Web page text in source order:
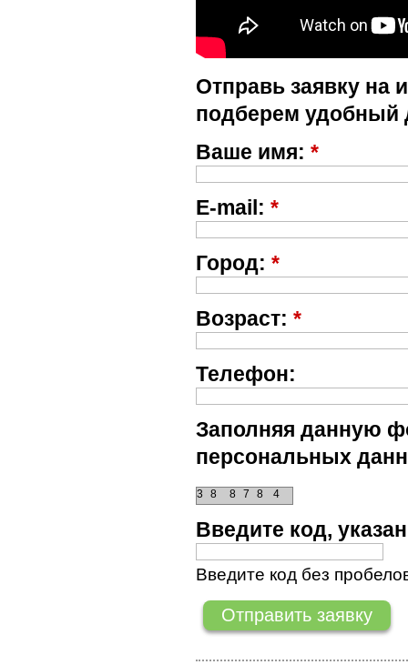
Отправь заявку на
подберем удобный
Ваше имя: *
E-mail: *
Город: *
Возраст: *
Телефон:
Заполняя данную
персональных
8
3 8 7 8 4
Введите код,
Введите код без